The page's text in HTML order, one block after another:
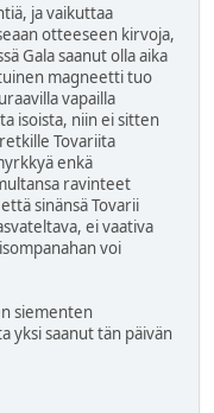
ja vaikuttaa
otteeseen kirvoja,
Gala saanut olla aika
magneetti tuo
vapailla
isoista, niin ei sitten
Tovariita
enkä
ravinteet
sinänsä Tovarii
ei vaativa
voi
siementen
yksi saanut tän päivän